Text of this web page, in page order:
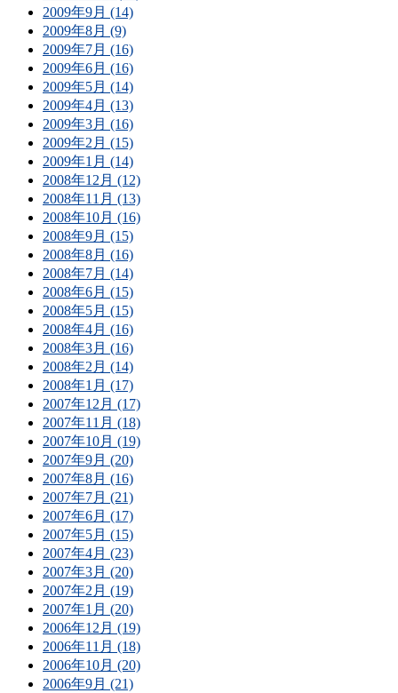
2009年9月 (14)
2009年8月 (9)
2009年7月 (16)
2009年6月 (16)
2009年5月 (14)
2009年4月 (13)
2009年3月 (16)
2009年2月 (15)
2009年1月 (14)
2008年12月 (12)
2008年11月 (13)
2008年10月 (16)
2008年9月 (15)
2008年8月 (16)
2008年7月 (14)
2008年6月 (15)
2008年5月 (15)
2008年4月 (16)
2008年3月 (16)
2008年2月 (14)
2008年1月 (17)
2007年12月 (17)
2007年11月 (18)
2007年10月 (19)
2007年9月 (20)
2007年8月 (16)
2007年7月 (21)
2007年6月 (17)
2007年5月 (15)
2007年4月 (23)
2007年3月 (20)
2007年2月 (19)
2007年1月 (20)
2006年12月 (19)
2006年11月 (18)
2006年10月 (20)
2006年9月 (21)